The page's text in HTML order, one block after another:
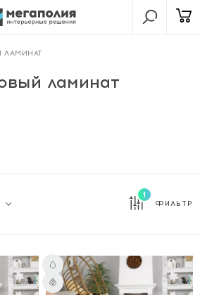
ЛАМИНАТ
ламинат
1
ФИЛЬТР